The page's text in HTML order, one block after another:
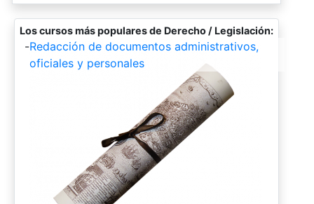
Los cursos más populares de Derecho / Legislación:
-Redacción de documentos administrativos,
oficiales y personales